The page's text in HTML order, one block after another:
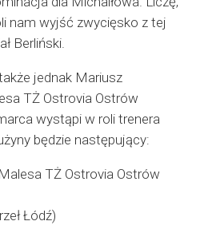
nam wyjść zwycięsko z tej
Berliński.
jednak Mariusz
TŻ Ostrovia Ostrów
wystąpi w roli trenera
będzie następujący:
TŻ Ostrovia Ostrów
Łódź)